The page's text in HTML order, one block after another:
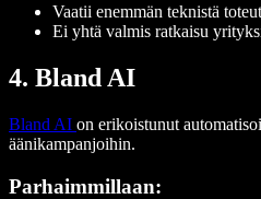
Vaatii enemmän teknistä
Ei yhtä valmis ratkaisu
4. Bland AI
Bland AI on erikoistunut
äänikampanjoihin.
Parhaimmillaan: